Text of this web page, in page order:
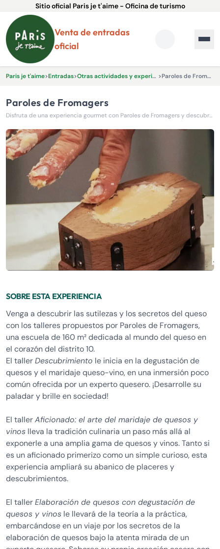
Sitio oficial Paris je t'aime - Oficina de turismo
Venta de entradas
oficial
Paris je t'aime>Entradas> Otras actividades y experiencias. > Paroles de Fromagers
Paroles de Fromagers
Disfruta de una experiencia gourmet con Paroles de Fromagers y descubre los secretos de los mejores quesos franceses.
SOBRE ESTA EXPERIENCIA
Venga a descubrir las sutilezas y los secretos del queso
con los talleres propuestos por Paroles de Fromagers,
una escuela de 160 m² dedicada al mundo del queso en
el corazón del distrito 10.
El tallerDescubrimiento le inicia en la degustación de
quesos y el maridaje queso-vino, en una inmersión poco
común ofrecida por un experto quesero. ¡Desarrolle su
paladar y brille en sociedad!
El tallerAficionado: el arte del maridaje de quesos y
vinos lleva la tradición culinaria un paso más allá al
exponerle a una amplia gama de quesos y vinos. Tanto si
es un aficionado primerizo como un simple curioso, esta
experiencia ampliará su abanico de placeres y
descubrimientos.
El tallerElaboración de quesos con degustación de
quesos y vinos le llevará de la teoría a la práctica,
embarcándose en un viaje por los secretos de la
elaboración de quesos bajo la atenta mirada de un